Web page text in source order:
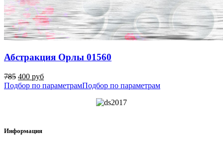
Абстракция Орлы 01560
785 400 руб
Подбор по параметрамПодбор по параметрам
Информация